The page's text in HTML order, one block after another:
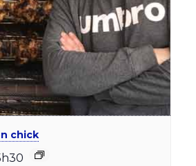
chick